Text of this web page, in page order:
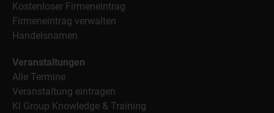
Kostenloser Firmeneintrag
Firmeneintrag verwalten
Handelsnamen
Veranstaltungen
Alle Termine
Veranstaltung eintragen
KI Group Knowledge & Training